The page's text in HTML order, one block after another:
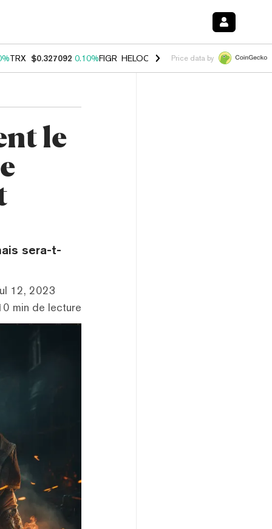
TRX $0.327092 0.10%FIGR_HELOC $1.028 1.00%HYPE $54.54 -
Price data by
le
sera-t-
12, 2023
min de lecture